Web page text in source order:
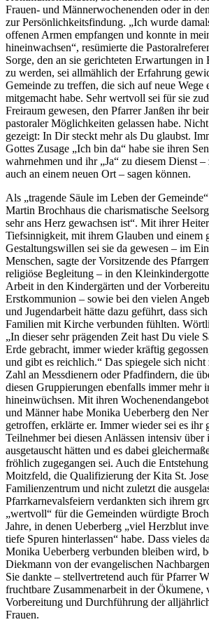
Frauen- und Männerwochenenden oder in
zur Persönlichkeitsfindung. „Ich wurde
offenen Armen empfangen und konnte in
hineinwachsen“, resümierte die
Sorge, den an sie gerichteten Erwartungen in
zu werden, sei allmählich der Erfahrung
Gemeinde zu treffen, die sich auf neue Wege
mitgemacht habe. Sehr wertvoll sei für sie
Freiraum gewesen, den Pfarrer Janßen ihr
pastoraler Möglichkeiten gelassen habe.
gezeigt: In Dir steckt mehr als Du glaubst.
Gottes Zusage „Ich bin da“ habe sie ihren
wahrnehmen und ihr „Ja“ zu diesem Dienst
auch an einem neuen Ort – sagen können.
Als „tragende Säule im Leben der
Martin Brochhaus die charismatische
sehr ans Herz gewachsen ist“. Mit ihrer
Tiefsinnigkeit, mit ihrem Glauben und einem
Gestaltungswillen sei sie da gewesen – im
Menschen, sagte der Vorsitzende des
religiöse Begleitung – in den
Arbeit in den Kindergärten und der
Erstkommunion – sowie bei den vielen
und Jugendarbeit hätte dazu geführt, dass
Familien mit Kirche verbunden fühlten.
„In dieser sehr prägenden Zeit hast Du viele
Erde gebracht, immer wieder kräftig
und gibt es reichlich.“ Das spiegele sich
Zahl an Messdienern oder Pfadfindern, die
diesen Gruppierungen ebenfalls immer mehr
hineinwüchsen. Mit ihren
und Männer habe Monika Ueberberg den
getroffen, erklärte er. Immer wieder sei es ihr
Teilnehmer bei diesen Anlässen intensiv über
ausgetauscht hätten und es dabei
fröhlich zugegangen sei. Auch die
Moitzfeld, die Qualifizierung der Kita St.
Familienzentrum und nicht zuletzt die
Pfarrkarnevalsfeiern verdankten sich ihrem
„wertvoll“ für die Gemeinden würdigte
Jahre, in denen Ueberberg „viel Herzblut
tiefe Spuren hinterlassen“ habe. Dass vieles
Monika Ueberberg verbunden bleiben wird,
Diekmann von der evangelischen
Sie dankte – stellvertretend auch für Pfarrer
fruchtbare Zusammenarbeit in der Ökumene,
Vorbereitung und Durchführung der
Frauen.